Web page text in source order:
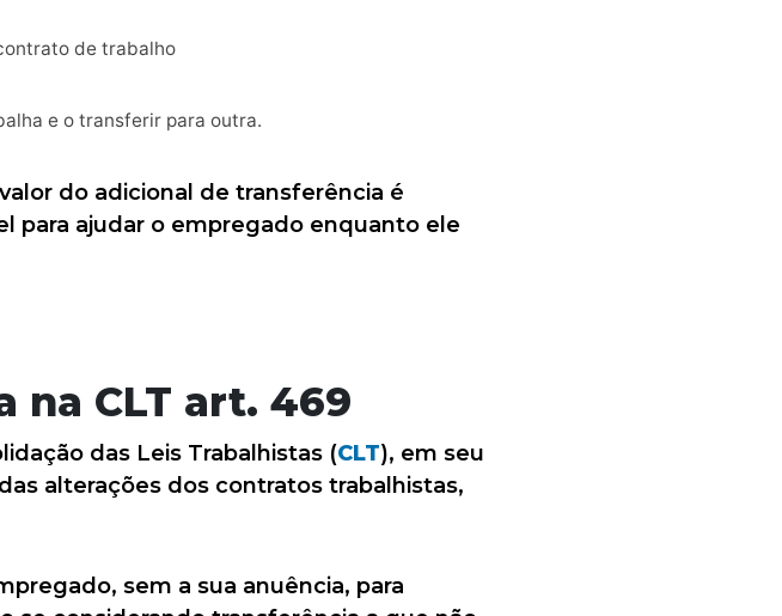
de trabalho
e o transferir para outra.
do adicional de transferência é
para ajudar o empregado enquanto ele
na CLT art. 469
das Leis Trabalhistas (CLT), em seu
alterações dos contratos trabalhistas,
sem a sua anuência, para